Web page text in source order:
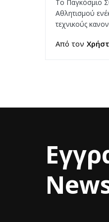
Το Παγκόσμιο
Αθλητισμού
τεχνικούς
Από τον